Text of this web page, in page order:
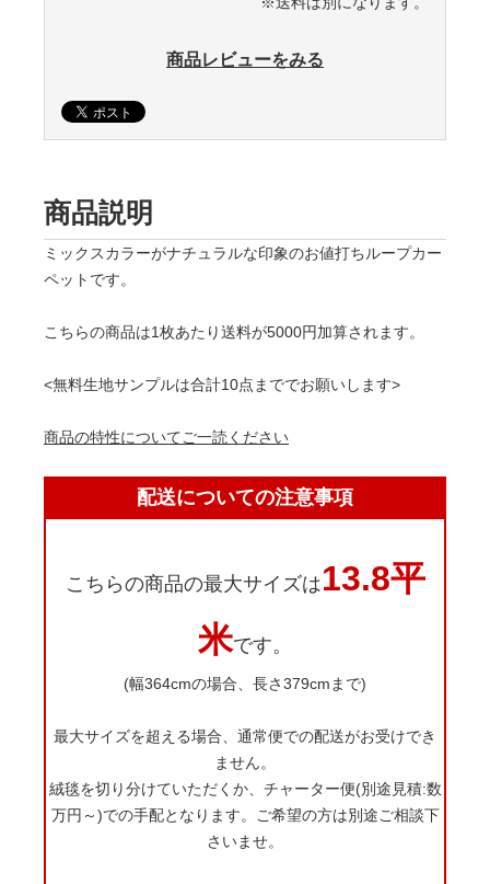
商品レビューをみる
商品説明
ミックスカラーがナチュラルな印象のお値打ちループカー
ペットです。
こちらの商品は1枚あたり送料が5000円加算されます。
<無料生地サンプルは合計10点まででお願いします>
商品の特性についてご一読ください
配送についての注意事項
こちらの商品の最大サイズは13.8平
米です。
(幅364cmの場合、長さ379cmまで)
最大サイズを超える場合、通常便での配送がお受けでき
ません。
絨毯を切り分けていただくか、チャーター便(別途見積:数
万円～)での手配となります。ご希望の方は別途ご相談下
さいませ。